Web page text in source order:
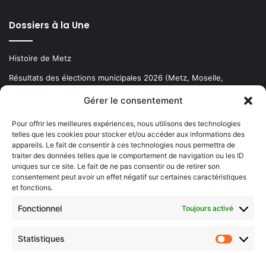
Gérer le consentement
Pour offrir les meilleures expériences, nous utilisons des technologies
telles que les cookies pour stocker et/ou accéder aux informations des
appareils. Le fait de consentir à ces technologies nous permettra de
traiter des données telles que le comportement de navigation ou les ID
uniques sur ce site. Le fait de ne pas consentir ou de retirer son
consentement peut avoir un effet négatif sur certaines caractéristiques
et fonctions.
Fonctionnel Toujours activé
Statistiques
Dossiers à la Une
Histoire de Metz
Résultats des élections municipales 2026 (Metz, Moselle,
Newsletter gratuite
Choisissez : matin, soir ou hebdo ?